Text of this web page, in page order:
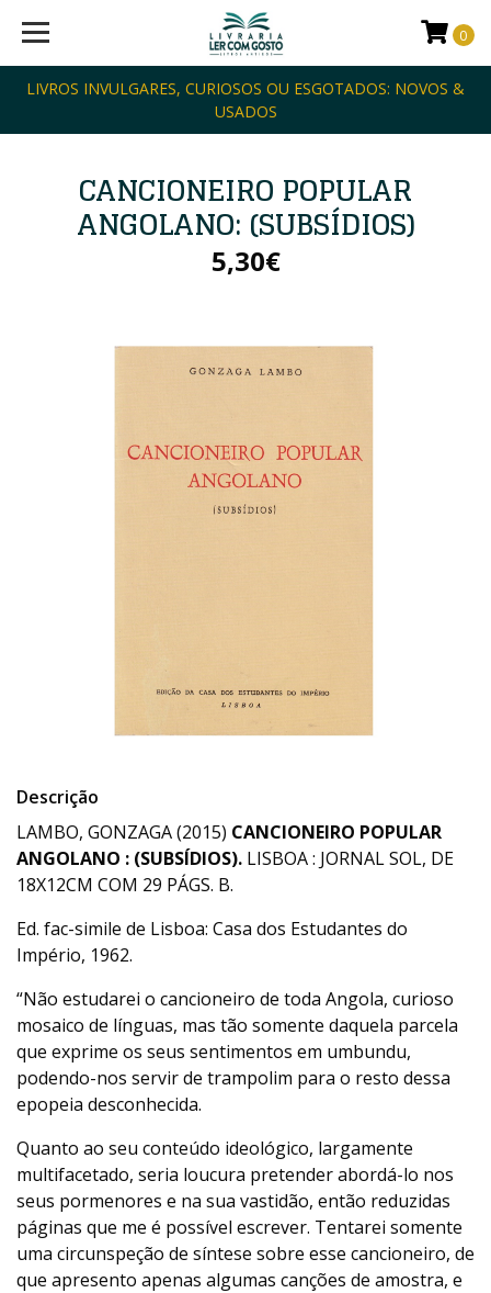
LIVROS INVULGARES, CURIOSOS OU ESGOTADOS: NOVOS &
USADOS
0
CANCIONEIRO POPULAR
ANGOLANO: (SUBSÍDIOS)
5,30€
Descrição
LAMBO, GONZAGA (2015) CANCIONEIRO POPULAR
ANGOLANO : (SUBSÍDIOS). LISBOA : JORNAL SOL, DE
18X12CM COM 29 PÁGS. B.
Ed. fac-simile de Lisboa: Casa dos Estudantes do
Império, 1962.
“Não estudarei o cancioneiro de toda Angola, curioso
mosaico de línguas, mas tão somente daquela parcela
que exprime os seus sentimentos em umbundu,
podendo-nos servir de trampolim para o resto dessa
epopeia desconhecida.
Quanto ao seu conteúdo ideológico, largamente
multifacetado, seria loucura pretender abordá-lo nos
seus pormenores e na sua vastidão, então reduzidas
páginas que me é possível escrever. Tentarei somente
uma circunspeção de síntese sobre esse cancioneiro, de
que apresento apenas algumas canções de amostra, e